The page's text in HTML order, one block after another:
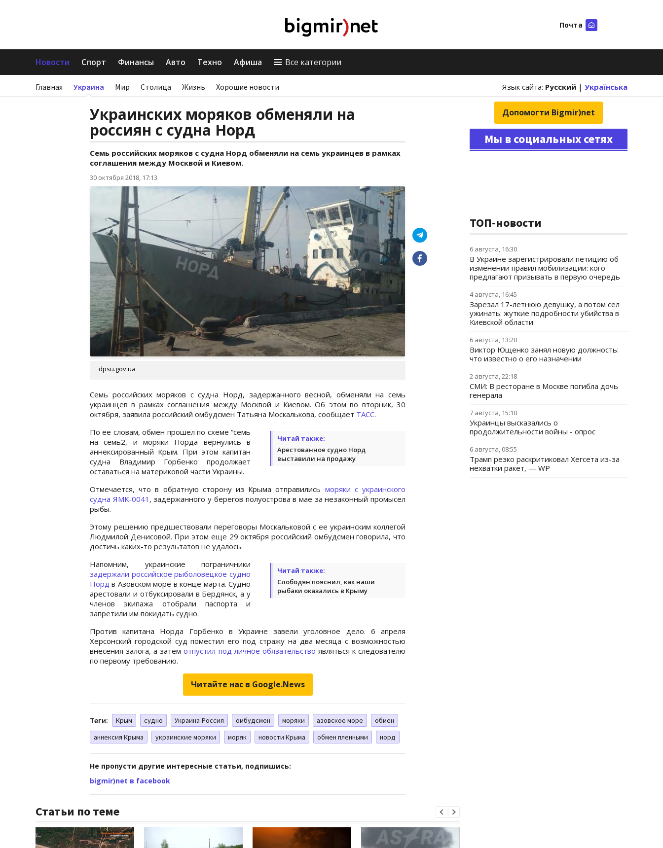
Почта
Новости Спорт Финансы Авто Техно Афиша Все категории
Главная Украина Мир Столица Жизнь Хорошие новости Язык сайта: Русский | Українська
Украинских моряков обменяли на
россиян с судна Норд
Семь российских моряков с судна Норд обменяли на семь украинцев в рамках
соглашения между Москвой и Киевом.
30 октября 2018, 17:13
dpsu.gov.ua
Семь российских моряков с судна Норд, задержанного весной, обменяли на семь
украинцев в рамках соглашения между Москвой и Киевом. Об этом во вторник, 30
октября, заявила российский омбудсмен Татьяна Москалькова, сообщает ТАСС.
Читай также:
Арестованное судно Норд
выставили на продажу
По ее словам, обмен прошел по схеме “семь
на семь2, и моряки Норда вернулись в
аннексированный Крым. При этом капитан
судна Владимир Горбенко продолжает
оставаться на материковой части Украины.
Отмечается, что в обратную сторону из Крыма отправились моряки с украинского
судна ЯМК-0041 , задержанного у берегов полуострова в мае за незаконный промысел
рыбы.
Этому решению предшествовали переговоры Москальковой с ее украинским коллегой
Людмилой Денисовой. При этом еще 29 октября российский омбудсмен говорила, что
достичь каких-то результатов не удалось.
Читай также:
Слободян пояснил, как наши
рыбаки оказались в Крыму
Напомним, украинские пограничники
задержали российское рыболовецкое судно
Норд в Азовском море в конце марта. Судно
арестовали и отбуксировали в Бердянск, а у
членов экипажа отобрали паспорта и
запретили им покидать судно.
Против капитана Норда Горбенко в Украине завели уголовное дело. 6 апреля
Херсонский городской суд поместил его под стражу на два месяца с возможностью
внесения залога, а затемотпустил под личное обязательство являться к следователю
по первому требованию.
Читайте нас в Google.News
Теги: Крым судно Украина-Россия омбудсмен моряки азовское море
обмен
аннексия Крыма
украинские моряки моряк новости Крыма обмен пленными норд
Не пропусти другие интересные статьи, подпишись:
bigmir)net в facebook
Статьи по теме
Допомогти Bigmir)net
Мы в социальных сетях
ТОП-новости
6 августа, 16:30
В Украине зарегистрировали петицию об
изменении правил мобилизации: кого
предлагают призывать в первую очередь
4 августа, 16:45
Зарезал 17-летнюю девушку, а потом сел
ужинать: жуткие подробности убийства в
Киевской области
6 августа, 13:20
Виктор Ющенко занял новую должность:
что известно о его назначении
2 августа, 22:18
СМИ: В ресторане в Москве погибла дочь
генерала
7 августа, 15:10
Украинцы высказались о
продолжительности войны - опрос
6 августа, 08:55
Трамп резко раскритиковал Хегсета из-за
нехватки ракет, — WP